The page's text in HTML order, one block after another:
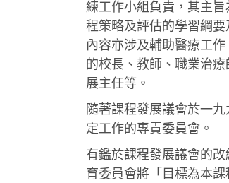
練工作小組負責，其主
程策略及評估的學習綱
內容亦涉及輔助醫療工
的校長、教師、職業治
展主任等。
隨著課程發展議會於一
定工作的專責委員會。
有鑑於課程發展議會的
育委員會將「目標為本